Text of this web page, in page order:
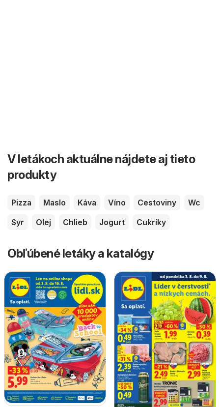
V letákoch aktuálne nájdete aj tieto
produkty
Pizza Maslo Káva Víno Cestoviny
Wc
Syr
Olej Chlieb Jogurt Cukríky
Obľúbené letáky a katalógy